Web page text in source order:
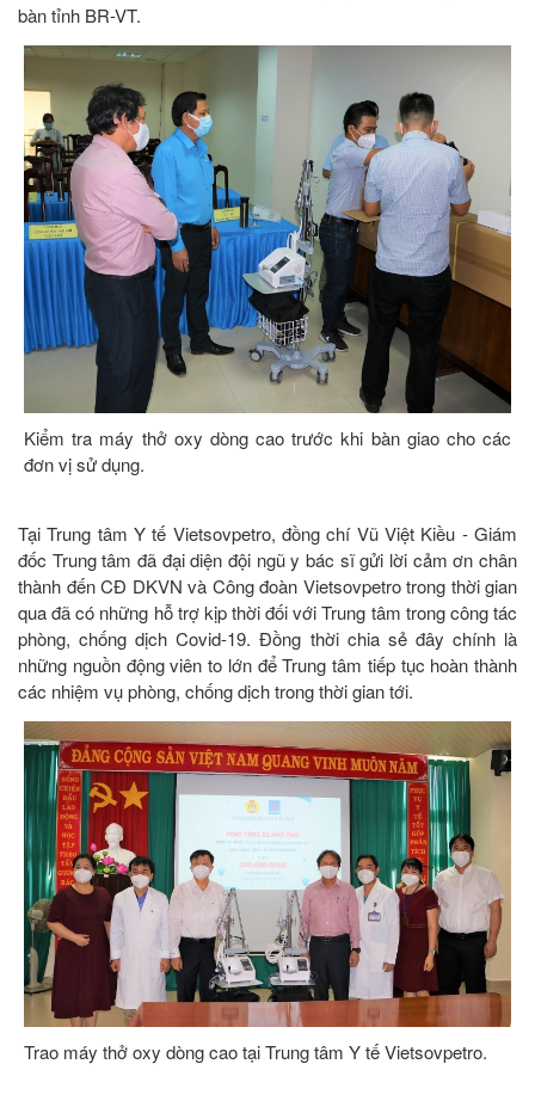
bàn tỉnh BR-VT.
Kiểm tra máy thở oxy dòng cao trước khi bàn giao cho các
đơn vị sử dụng.
Tại Trung tâm Y tế Vietsovpetro, đồng chí Vũ Việt Kiều - Giám
đốc Trung tâm đã đại diện đội ngũ y bác sĩ gửi lời cảm ơn chân
thành đến CĐ DKVN và Công đoàn Vietsovpetro trong thời gian
qua đã có những hỗ trợ kịp thời đối với Trung tâm trong công tác
phòng, chống dịch Covid-19. Đồng thời chia sẻ đây chính là
những nguồn động viên to lớn để Trung tâm tiếp tục hoàn thành
các nhiệm vụ phòng, chống dịch trong thời gian tới.
Trao máy thở oxy dòng cao tại Trung tâm Y tế Vietsovpetro.